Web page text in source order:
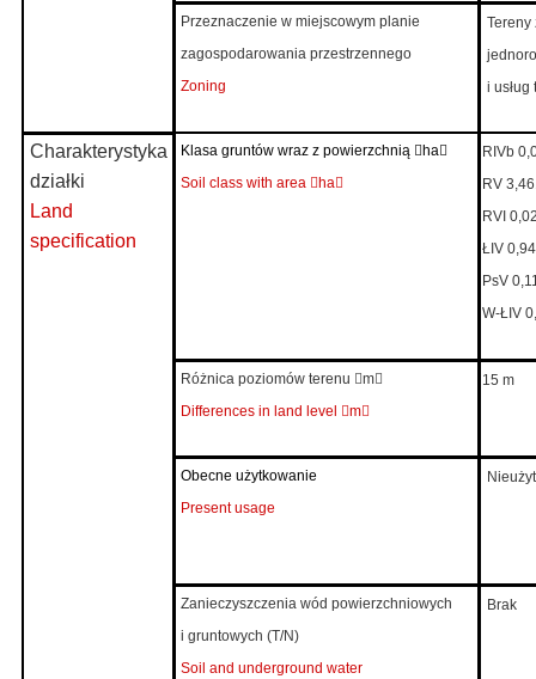
Przeznaczenie w miejscowym planie
zagospodarowania przestrzennego
Zoning
Tereny
i usług
Charakterystyka
działki
Land
specification
Klasa gruntów wraz z powierzchnią ha
Soil class with area ha
RIVb
RV
RVI
ŁIV
PsV
W-ŁIV
Różnica poziomów terenu m
Differences in land level
m
15 m
Obecne użytkowanie
Present usage
Zanieczyszczenia wód powierzchniowych
i gruntowych (T/N)
Soil and underground water
Brak